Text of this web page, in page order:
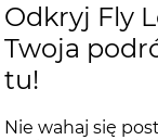
Odkryj Fly
Twoja
tu!
Nie wahaj się